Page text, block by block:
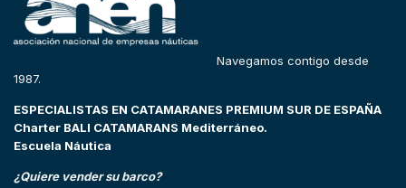
Navegamos contigo desde
1987.
ESPECIALISTAS EN CATAMARANES PREMIUM SUR DE ESPAÑA
Charter BALI CATAMARANS Mediterráneo.
Escuela Náutica
¿Quiere vender su barco?